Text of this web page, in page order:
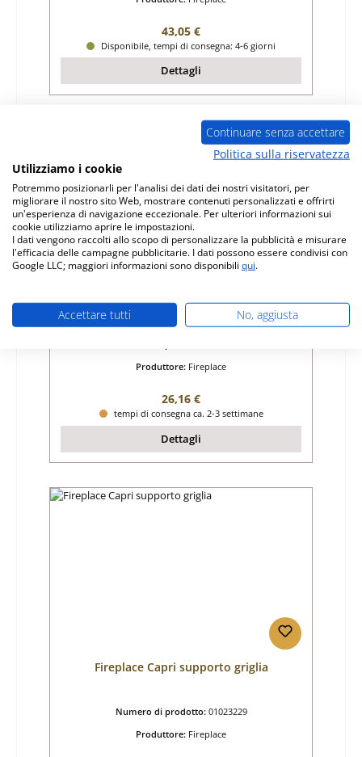
Prezzo normale:
43,05 €
Disponibile, tempi di consegna: 4-6 giorni
Dettagli
Fireplace Capri pietra per fondo posteriore
Produttore: Fireplace
Prezzo normale:
26,16 €
tempi di consegna ca. 2-3 settimane
Dettagli
Fireplace Capri supporto griglia
Numero di prodotto: 01023229
Produttore: Fireplace
Continuare senza accettare
Politica sulla riservatezza
Utilizziamo i cookie
Potremmo posizionarli per l'analisi dei dati dei nostri visitatori, per
migliorare il nostro sito Web, mostrare contenuti personalizzati e offrirti
un'esperienza di navigazione eccezionale. Per ulteriori informazioni sui
cookie utilizziamo aprire le impostazioni.
I dati vengono raccolti allo scopo di personalizzare la pubblicità e misurare
l'efficacia delle campagne pubblicitarie. I dati possono essere condivisi con
Google LLC; maggiori informazioni sono disponibili qui.
Accettare tutti No, aggiusta